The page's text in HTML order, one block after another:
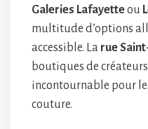
Galeries Lafayetteou
multitude d’options
accessible. La rue
boutiques de
incontournable pour
couture.